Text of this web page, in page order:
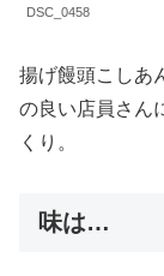
DSC_0458
揚げ饅頭こしあ
の良い店員さん
くり。
味は…